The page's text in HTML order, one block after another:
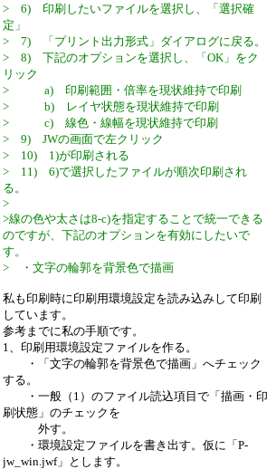
> 6) 印刷したいファイルを選択し、「選択確
定」
> 7) 「プリント出力形式」ダイアログに戻る。
> 8) 下記のオプションを選択し、「OK」をク
リック
> a) 印刷範囲・倍率を現状維持で印刷
> b) レイヤ状態を現状維持で印刷
> c) 線色・線幅を現状維持で印刷
> 9) JWの画面で左クリック
> 10) 1)が印刷される
> 11) 6)で選択したファイルが順次印刷され
る。
>
>線の色や太さは8-c)を指定することで統一できる
のですが、下記のオプションを有効にしたいで
す。
> ・文字の輪郭を背景色で描画
私も印刷時に印刷用環境設定を読み込みして印刷
しています。
参考までに私の手順です。
1、印刷用環境設定ファイルを作る。
・「文字の輪郭を背景色で描画」へチェック
する。
・一般（1）のファイル読込項目で「描画・印
刷状態」のチェックを
外す。
・環境設定ファイルを書き出す。仮に「P-
jw_win.jwf」とします。